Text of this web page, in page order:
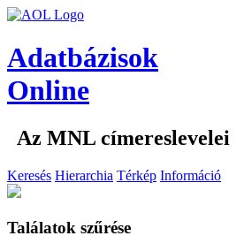
Adatbázisok
Online
Az MNL címereslevelei
Keresés Hierarchia Térkép Információ
Találatok szűrése